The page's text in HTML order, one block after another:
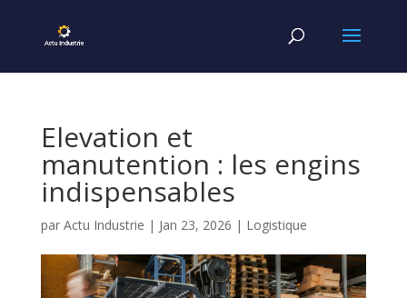
Elevation et
manutention : les engins
indispensables
par Actu Industrie | Jan 23, 2026 | Logistique